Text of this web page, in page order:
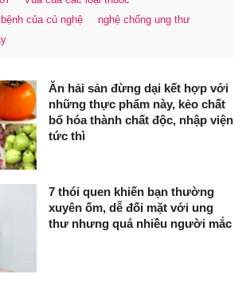
của củ nghệ
nghệ chống ung thư
Ăn hải sản đừng dại kết hợp với
những thực phẩm này, kẻo chất
bổ hóa thành chất độc, nhập viện
tức thì
7 thói quen khiến bạn thường
xuyên ốm, dễ đối mặt với ung
thư nhưng quá nhiều người mắc